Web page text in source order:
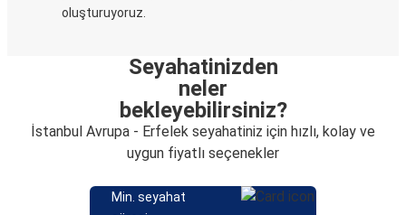
oluşturuyoruz.
Seyahatinizden
neler
bekleyebilirsiniz?
İstanbul Avrupa - Erfelek seyahatiniz için hızlı, kolay ve
uygun fiyatlı seçenekler
Min. seyahat